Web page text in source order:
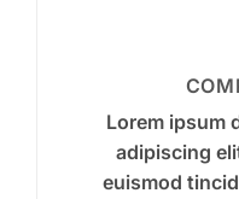
Lorem ipsum
adipiscing
euismod